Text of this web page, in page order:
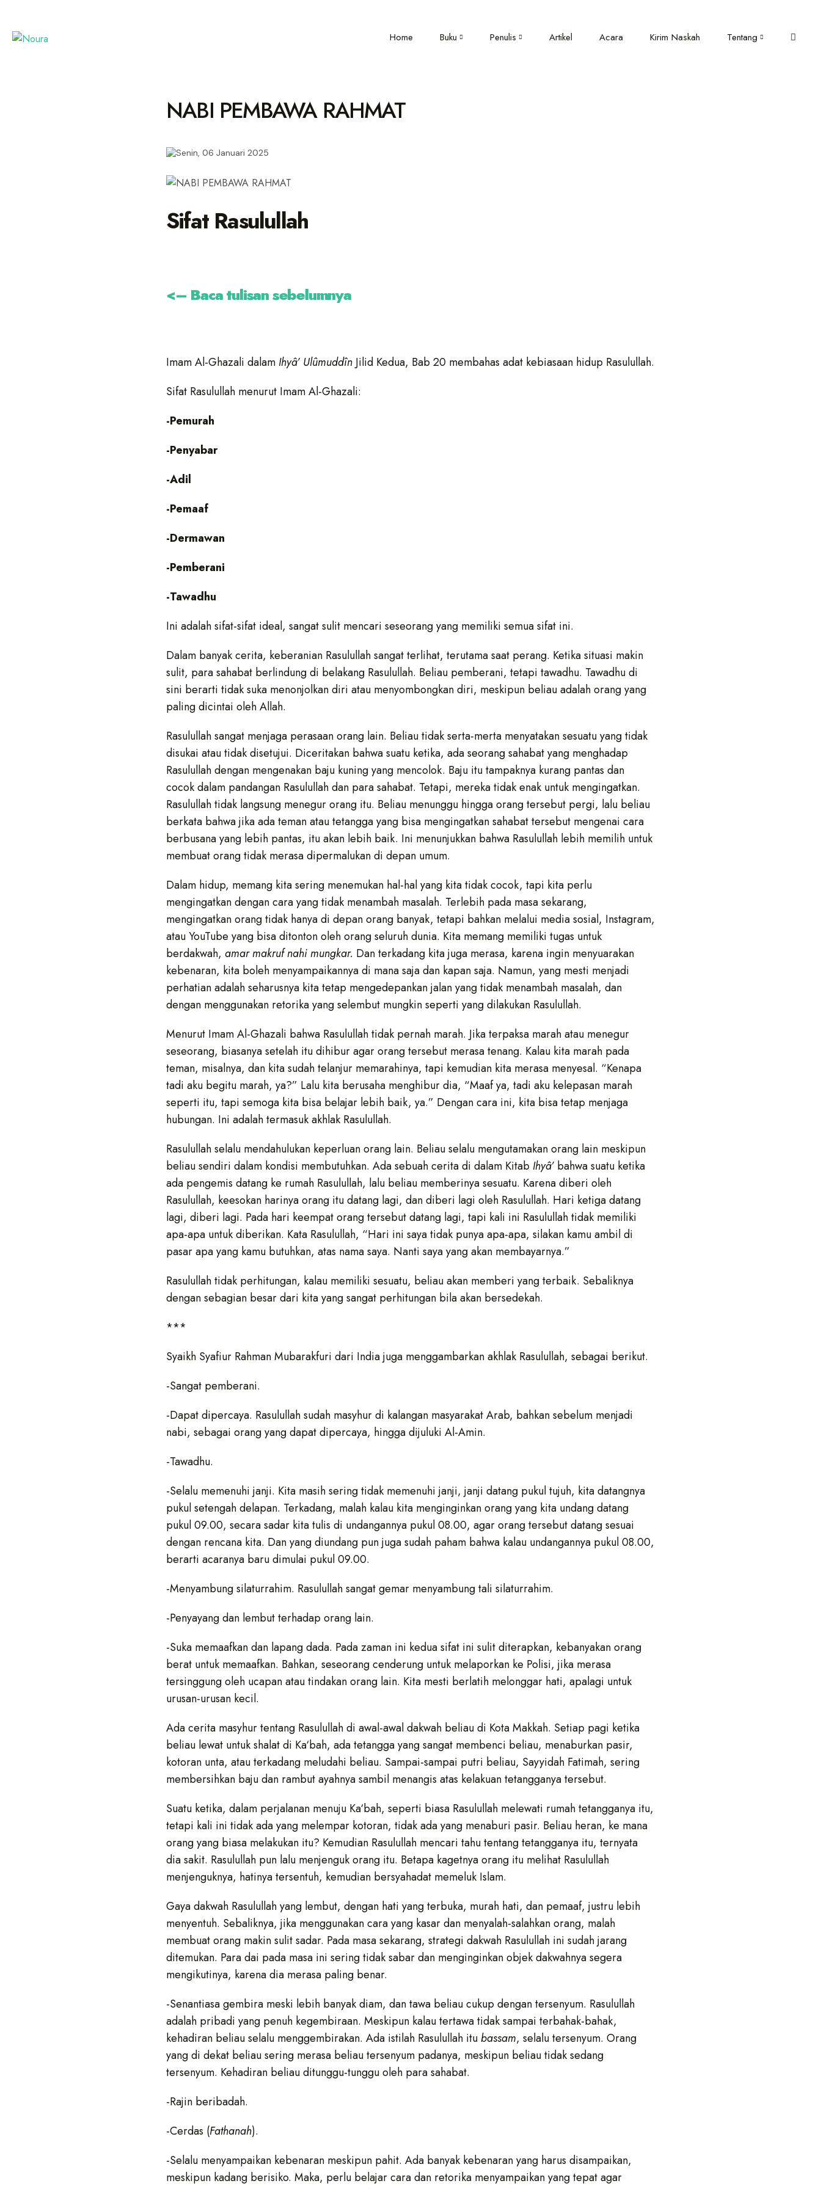
Home Buku Penulis Artikel Acara Kirim Naskah Tentang
NABI PEMBAWA RAHMAT
Senin, 06 Januari 2025
Sifat Rasulullah
<– Baca tulisan sebelumnya
Imam Al-Ghazali dalam Ihyâ’ Ulûmuddîn Jilid Kedua, Bab 20 membahas adat kebiasaan hidup Rasulullah.
Sifat Rasulullah menurut Imam Al-Ghazali:
-Pemurah
-Penyabar
-Adil
-Pemaaf
-Dermawan
-Pemberani
-Tawadhu
Ini adalah sifat-sifat ideal, sangat sulit mencari seseorang yang memiliki semua sifat ini.
Dalam banyak cerita, keberanian Rasulullah sangat terlihat, terutama saat perang. Ketika situasi makin
sulit, para sahabat berlindung di belakang Rasulullah. Beliau pemberani, tetapi tawadhu. Tawadhu di
sini berarti tidak suka menonjolkan diri atau menyombongkan diri, meskipun beliau adalah orang yang
paling dicintai oleh Allah.
Rasulullah sangat menjaga perasaan orang lain. Beliau tidak serta-merta menyatakan sesuatu yang tidak
disukai atau tidak disetujui. Diceritakan bahwa suatu ketika, ada seorang sahabat yang menghadap
Rasulullah dengan mengenakan baju kuning yang mencolok. Baju itu tampaknya kurang pantas dan
cocok dalam pandangan Rasulullah dan para sahabat. Tetapi, mereka tidak enak untuk mengingatkan.
Rasulullah tidak langsung menegur orang itu. Beliau menunggu hingga orang tersebut pergi, lalu beliau
berkata bahwa jika ada teman atau tetangga yang bisa mengingatkan sahabat tersebut mengenai cara
berbusana yang lebih pantas, itu akan lebih baik. Ini menunjukkan bahwa Rasulullah lebih memilih untuk
membuat orang tidak merasa dipermalukan di depan umum.
Dalam hidup, memang kita sering menemukan hal-hal yang kita tidak cocok, tapi kita perlu
mengingatkan dengan cara yang tidak menambah masalah. Terlebih pada masa sekarang,
mengingatkan orang tidak hanya di depan orang banyak, tetapi bahkan melalui media sosial, Instagram,
atau YouTube yang bisa ditonton oleh orang seluruh dunia. Kita memang memiliki tugas untuk
berdakwah, amar makruf nahi mungkar. Dan terkadang kita juga merasa, karena ingin menyuarakan
kebenaran, kita boleh menyampaikannya di mana saja dan kapan saja. Namun, yang mesti menjadi
perhatian adalah seharusnya kita tetap mengedepankan jalan yang tidak menambah masalah, dan
dengan menggunakan retorika yang selembut mungkin seperti yang dilakukan Rasulullah.
Menurut Imam Al-Ghazali bahwa Rasulullah tidak pernah marah. Jika terpaksa marah atau menegur
seseorang, biasanya setelah itu dihibur agar orang tersebut merasa tenang. Kalau kita marah pada
teman, misalnya, dan kita sudah telanjur memarahinya, tapi kemudian kita merasa menyesal. “Kenapa
tadi aku begitu marah, ya?” Lalu kita berusaha menghibur dia, “Maaf ya, tadi aku kelepasan marah
seperti itu, tapi semoga kita bisa belajar lebih baik, ya.” Dengan cara ini, kita bisa tetap menjaga
hubungan. Ini adalah termasuk akhlak Rasulullah.
Rasulullah selalu mendahulukan keperluan orang lain. Beliau selalu mengutamakan orang lain meskipun
beliau sendiri dalam kondisi membutuhkan. Ada sebuah cerita di dalam Kitab Ihyâ’ bahwa suatu ketika
ada pengemis datang ke rumah Rasulullah, lalu beliau memberinya sesuatu. Karena diberi oleh
Rasulullah, keesokan harinya orang itu datang lagi, dan diberi lagi oleh Rasulullah. Hari ketiga datang
lagi, diberi lagi. Pada hari keempat orang tersebut datang lagi, tapi kali ini Rasulullah tidak memiliki
apa-apa untuk diberikan. Kata Rasulullah, “Hari ini saya tidak punya apa-apa, silakan kamu ambil di
pasar apa yang kamu butuhkan, atas nama saya. Nanti saya yang akan membayarnya.”
Rasulullah tidak perhitungan, kalau memiliki sesuatu, beliau akan memberi yang terbaik. Sebaliknya
dengan sebagian besar dari kita yang sangat perhitungan bila akan bersedekah.
***
Syaikh Syafiur Rahman Mubarakfuri dari India juga menggambarkan akhlak Rasulullah, sebagai berikut.
-Sangat pemberani.
-Dapat dipercaya. Rasulullah sudah masyhur di kalangan masyarakat Arab, bahkan sebelum menjadi
nabi, sebagai orang yang dapat dipercaya, hingga dijuluki Al-Amin.
-Tawadhu.
-Selalu memenuhi janji. Kita masih sering tidak memenuhi janji, janji datang pukul tujuh, kita datangnya
pukul setengah delapan. Terkadang, malah kalau kita menginginkan orang yang kita undang datang
pukul 09.00, secara sadar kita tulis di undangannya pukul 08.00, agar orang tersebut datang sesuai
dengan rencana kita. Dan yang diundang pun juga sudah paham bahwa kalau undangannya pukul 08.00,
berarti acaranya baru dimulai pukul 09.00.
-Menyambung silaturrahim. Rasulullah sangat gemar menyambung tali silaturrahim.
-Penyayangdan lembut terhadap orang lain.
-Suka memaafkan dan lapang dada. Pada zaman ini kedua sifat ini sulit diterapkan, kebanyakan orang
berat untuk memaafkan. Bahkan, seseorang cenderung untuk melaporkan ke Polisi, jika merasa
tersinggung oleh ucapan atau tindakan orang lain. Kita mesti berlatih melonggar hati, apalagi untuk
urusan-urusan kecil.
Ada cerita masyhur tentang Rasulullah di awal-awal dakwah beliau di Kota Makkah. Setiap pagi ketika
beliau lewat untuk shalat di Ka‘bah, ada tetangga yang sangat membenci beliau, menaburkan pasir,
kotoran unta, atau terkadang meludahi beliau. Sampai-sampai putri beliau, Sayyidah Fatimah, sering
membersihkan baju dan rambut ayahnya sambil menangis atas kelakuan tetangganya tersebut.
Suatu ketika, dalam perjalanan menuju Ka‘bah, seperti biasa Rasulullah melewati rumah tetangganya itu,
tetapi kali ini tidak ada yang melempar kotoran, tidak ada yang menaburi pasir. Beliau heran, ke mana
orang yang biasa melakukan itu? Kemudian Rasulullah mencari tahu tentang tetangganya itu, ternyata
dia sakit. Rasulullah pun lalu menjenguk orang itu. Betapa kagetnya orang itu melihat Rasulullah
menjenguknya, hatinya tersentuh, kemudian bersyahadat memeluk Islam.
Gaya dakwah Rasulullah yang lembut, dengan hati yang terbuka, murah hati, dan pemaaf, justru lebih
menyentuh. Sebaliknya, jika menggunakan cara yang kasar dan menyalah-salahkan orang, malah
membuat orang makin sulit sadar. Pada masa sekarang, strategi dakwah Rasulullah ini sudah jarang
ditemukan. Para dai pada masa ini sering tidak sabar dan menginginkan objek dakwahnya segera
mengikutinya, karena dia merasa paling benar.
-Senantiasa gembira meski lebih banyak diam, dan tawa beliau cukup dengan tersenyum. Rasulullah
adalah pribadi yang penuh kegembiraan. Meskipun kalau tertawa tidak sampai terbahak-bahak,
kehadiran beliau selalu menggembirakan. Ada istilah Rasulullah itubassam, selalu tersenyum. Orang
yang di dekat beliau sering merasa beliau tersenyum padanya, meskipun beliau tidak sedang
tersenyum. Kehadiran beliau ditunggu-tunggu oleh para sahabat.
-Rajin beribadah.
-Cerdas (Fathanah).
-Selalu menyampaikan kebenaran meskipun pahit. Ada banyak kebenaran yang harus disampaikan,
meskipun kadang berisiko. Maka, perlu belajar cara dan retorika menyampaikan yang tepat agar